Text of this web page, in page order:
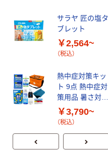
サラヤ 匠の塩タ
ブレット
￥2,564~
（税込）
熱中症対策キッ
ト 9点 熱中症対
策用品 暑さ対策
クーラーバッグ
瞬間冷却剤 ゼリ
PEACEUP
￥3,790~
（税込）